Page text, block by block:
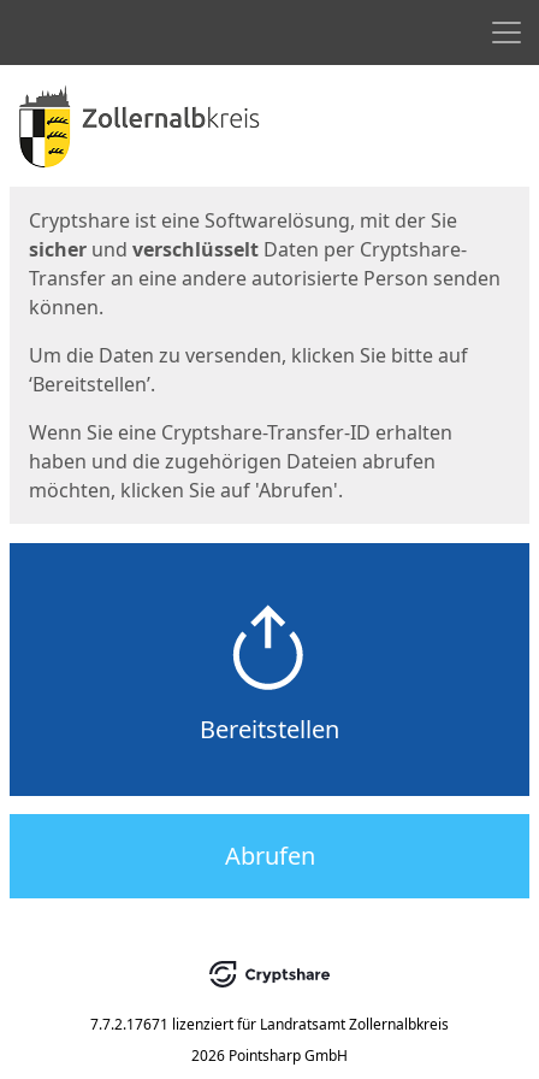
Start
Cryptshare ist eine Softwarelösung, mit der Sie
sicher und verschlüsselt Daten per Cryptshare-
Transfer an eine andere autorisierte Person senden
können.
Um die Daten zu versenden, klicken Sie bitte auf
‘Bereitstellen’.
Wenn Sie eine Cryptshare-Transfer-ID erhalten
haben und die zugehörigen Dateien abrufen
möchten, klicken Sie auf 'Abrufen'.
Bereitstellen
Abrufen
7.7.2.17671 lizenziert für Landratsamt Zollernalbkreis
2026 Pointsharp GmbH